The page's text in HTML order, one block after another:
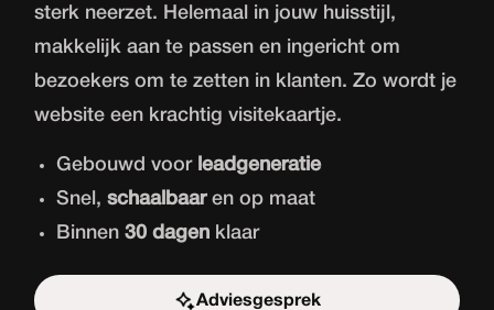
sterk neerzet. Helemaal in jouw huisstijl,
makkelijk aan te passen en ingericht om
bezoekers om te zetten in klanten. Zo wordt je
website een krachtig visitekaartje.
Gebouwd voor leadgeneratie
Snel,schaalbaaren op maat
Binnen30 dagen klaar
Adviesgesprek